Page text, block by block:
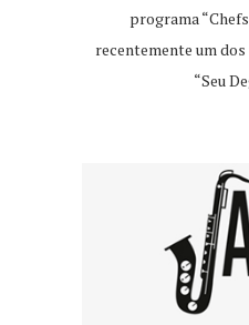
programa
recentemente um
“Seu